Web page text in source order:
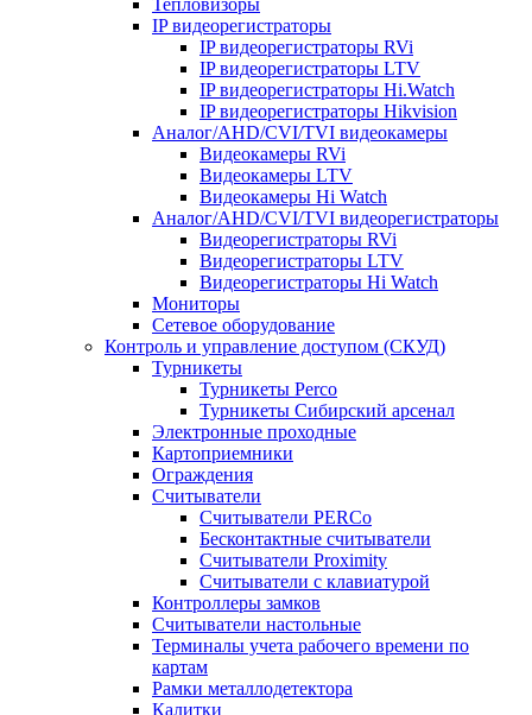
Тепловизоры
IP видеорегистраторы
IP видеорегистраторы RVi
IP видеорегистраторы LTV
IP видеорегистраторы Hi.Watch
IP видеорегистраторы Hikvision
Аналог/AHD/CVI/TVI видеокамеры
Видеокамеры RVi
Видеокамеры LTV
Видеокамеры Hi Watch
Аналог/AHD/CVI/TVI видеорегистраторы
Видеорегистраторы RVi
Видеорегистраторы LTV
Видеорегистраторы Hi Watch
Мониторы
Сетевое оборудование
Контроль и управление доступом (СКУД)
Турникеты
Турникеты Perco
Турникеты Сибирский арсенал
Электронные проходные
Картоприемники
Ограждения
Считыватели
Считыватели PERCo
Бесконтактные считыватели
Считыватели Proximity
Считыватели с клавиатурой
Контроллеры замков
Считыватели настольные
Терминалы учета рабочего времени по
картам
Рамки металлодетектора
Калитки